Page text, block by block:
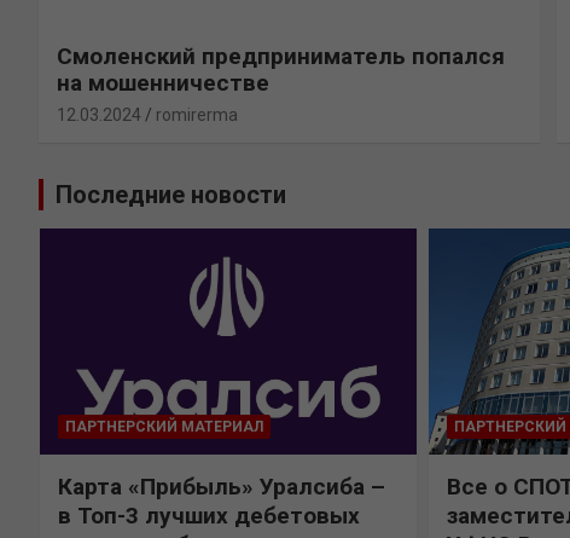
Смоленский предприниматель попался
на мошенничестве
12.03.2024 romirerma
Последние новости
ПАРТНЕРСКИЙ МАТЕРИАЛ
Карта «Прибыль» Уралсиба –
в Топ-3 лучших дебетовых
ПАРТНЕРСКИЙ
Все о